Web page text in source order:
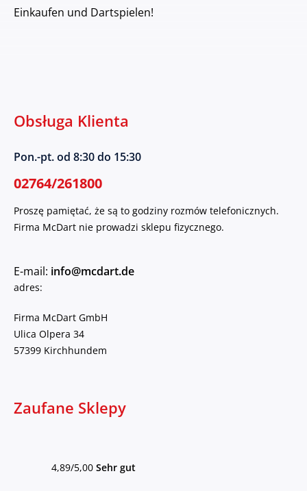
Einkaufen und Dartspielen!
Obsługa Klienta
Pon.-pt. od 8:30 do 15:30
02764/261800
Proszę pamiętać, że są to godziny rozmów telefonicznych.
Firma McDart nie prowadzi sklepu fizycznego.
E-mail: info@mcdart.de
adres:
Firma McDart GmbH
Ulica Olpera 34
57399 Kirchhundem
Zaufane Sklepy
4,89/5,00 Sehr gut